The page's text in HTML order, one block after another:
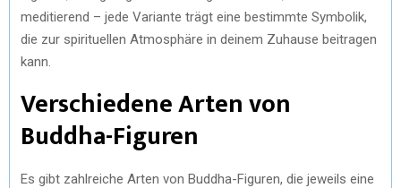
meditierend – jede Variante trägt eine bestimmte Symbolik,
die zur spirituellen Atmosphäre in deinem Zuhause beitragen
kann.
Verschiedene Arten von
Buddha-Figuren
Es gibt zahlreiche Arten von Buddha-Figuren, die jeweils eine